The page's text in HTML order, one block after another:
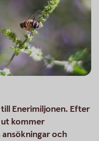
Enerimiljonen. Efter
kommer
och